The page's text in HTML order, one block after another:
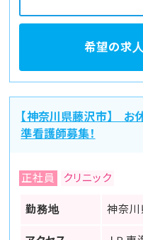
希望の求
【神奈川県藤沢市】 お
準看護師募集！
正社員 クリニック
勤務地 神奈